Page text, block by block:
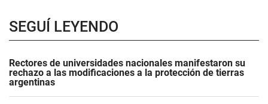
SEGUÍ LEYENDO
Rectores de universidades nacionales manifestaron su
rechazo a las modificaciones a la protección de tierras
argentinas